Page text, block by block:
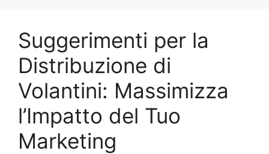
Suggerimenti per la
Distribuzione di
Volantini: Massimizza
l’Impatto del Tuo
Marketing